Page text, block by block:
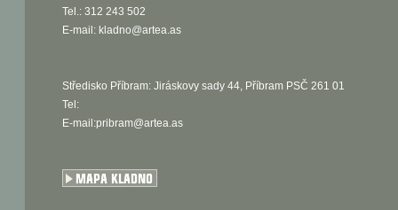
Tel.: 312 243 502
E-mail: kladno@artea.as
Středisko Příbram: Jiráskovy sady 44, Příbram PSČ 261 01
Tel:
E-mail:pribram@artea.as